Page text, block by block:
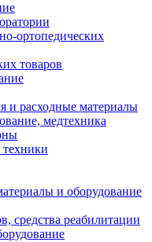
ортопедических
товаров
и расходные материалы
медтехника
и оборудование
средства реабилитации